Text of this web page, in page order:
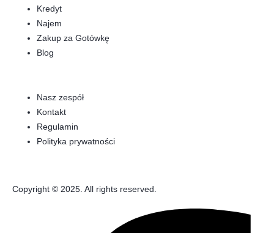
Kredyt
Najem
Zakup za Gotówkę
Blog
Nasz zespół
Kontakt
Regulamin
Polityka prywatności
Copyright © 2025. All rights reserved.